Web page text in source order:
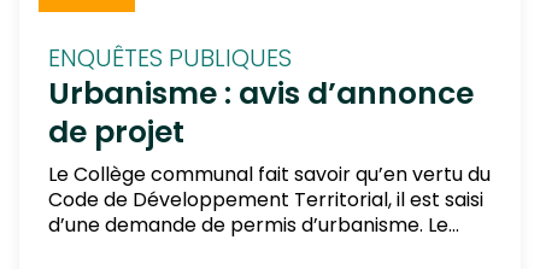
Urbanisme : avis d’annonce
de projet
ENQUÊTES PUBLIQUES
Le Collège communal fait savoir qu’en vertu du
Code de Développement Territorial, il est saisi
d’une demande de permis d’urbanisme. Le